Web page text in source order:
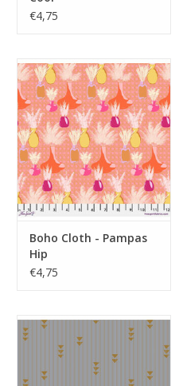
€4,75
Boho Cloth - Pampas
Hip
€4,75